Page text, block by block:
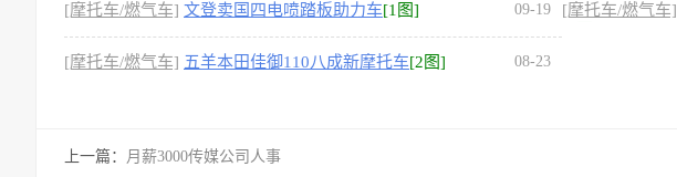
[摩托车/燃气车] 文登卖国四电喷踏板助力车[1图] 09-19 [摩托车/燃气车]
[摩托车/燃气车] 五羊本田佳御110八成新摩托车[2图] 08-23
上一篇： 月薪3000传媒公司人事